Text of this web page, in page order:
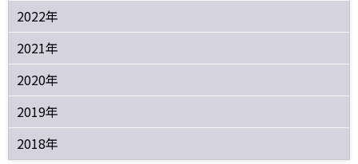
2022年
2021年
2020年
2019年
2018年